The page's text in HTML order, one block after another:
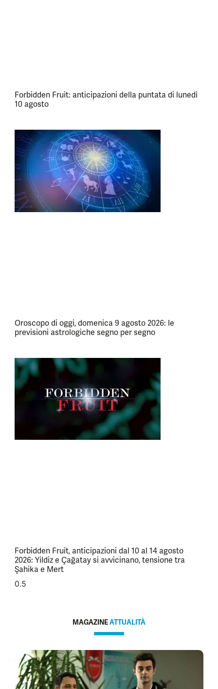
Forbidden Fruit: anticipazioni della puntata di lunedì
10 agosto
Oroscopo di oggi, domenica 9 agosto 2026: le
previsioni astrologiche segno per segno
Forbidden Fruit, anticipazioni dal 10 al 14 agosto
2026: Yildiz e Çağatay si avvicinano, tensione tra
Şahika e Mert
MAGAZINEATTUALITÀ